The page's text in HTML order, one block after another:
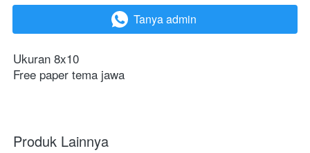
` Tanya admin
Ukuran 8x10
Free paper tema jawa
Produk Lainnya